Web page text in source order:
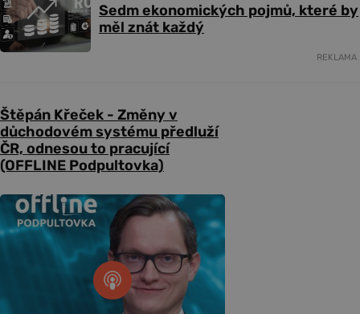
Sedm ekonomických pojmů, které by
měl znát každý
REKLAMA
Štěpán Křeček - Změny v
důchodovém systému předluží
ČR, odnesou to pracující
(OFFLINE Podpultovka)